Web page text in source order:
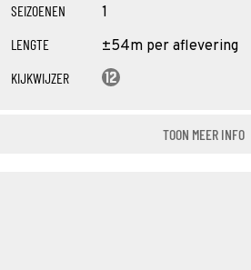
SEIZOENEN 1
LENGTE ±54m per aflevering
KIJKWIJZER
TOON MEER INFO